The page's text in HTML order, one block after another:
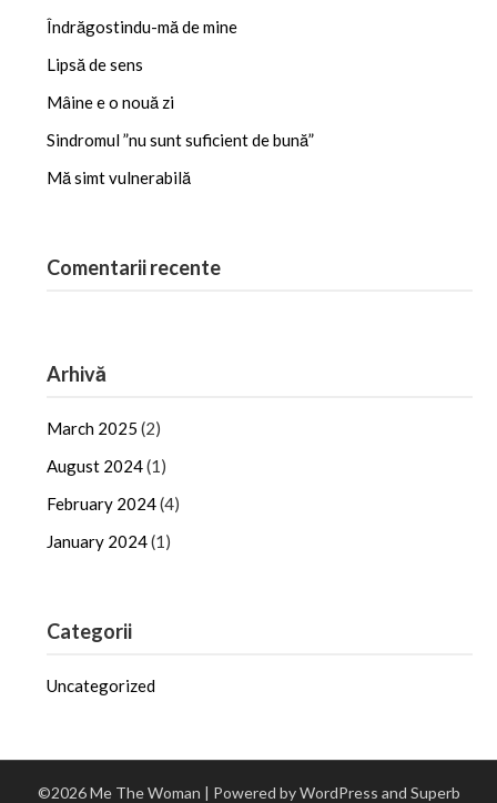
Îndrăgostindu-mă de mine
Lipsă de sens
Mâine e o nouă zi
Sindromul ”nu sunt suficient de bună”
Mă simt vulnerabilă
Comentarii recente
Arhivă
March 2025 (2)
August 2024(1)
February 2024(4)
January 2024(1)
Categorii
Uncategorized
©2026 Me The Woman | Powered by WordPress and Superb